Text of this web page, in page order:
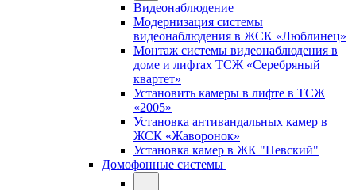
Видеонаблюдение
Модернизация системы
видеонаблюдения в ЖСК «Люблинец»
Монтаж системы видеонаблюдения в
доме и лифтах ТСЖ «Серебряный
квартет»
Установить камеры в лифте в ТСЖ
«2005»
Установка антивандальных камер в
ЖСК «Жаворонок»
Установка камер в ЖК "Невский"
Домофонные системы